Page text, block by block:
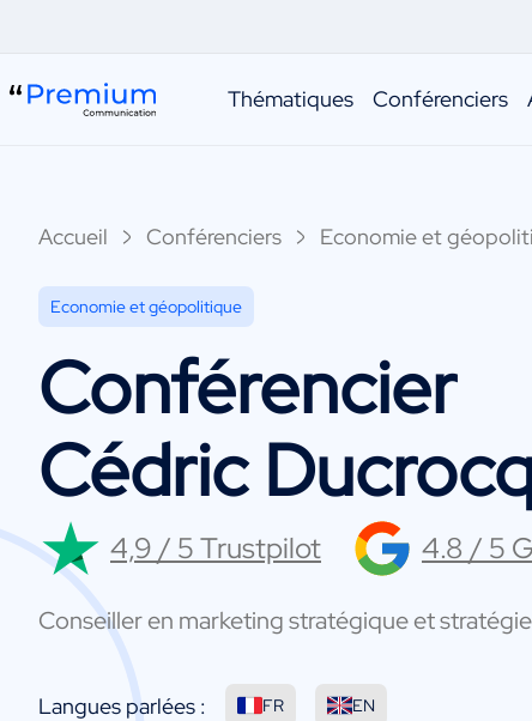
Thématiques Conférenciers
Accueil Conférenciers Economie et
Economie et géopolitique
Conférencier
Cédric
4,9 / 5 Trustpilot 4.8 / 5
Conseiller en marketing stratégique et
Langues parlées : FR EN